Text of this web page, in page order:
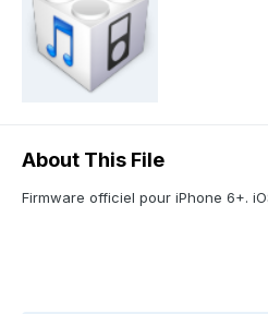
About This File
Firmware officiel pour iPhone 6+.